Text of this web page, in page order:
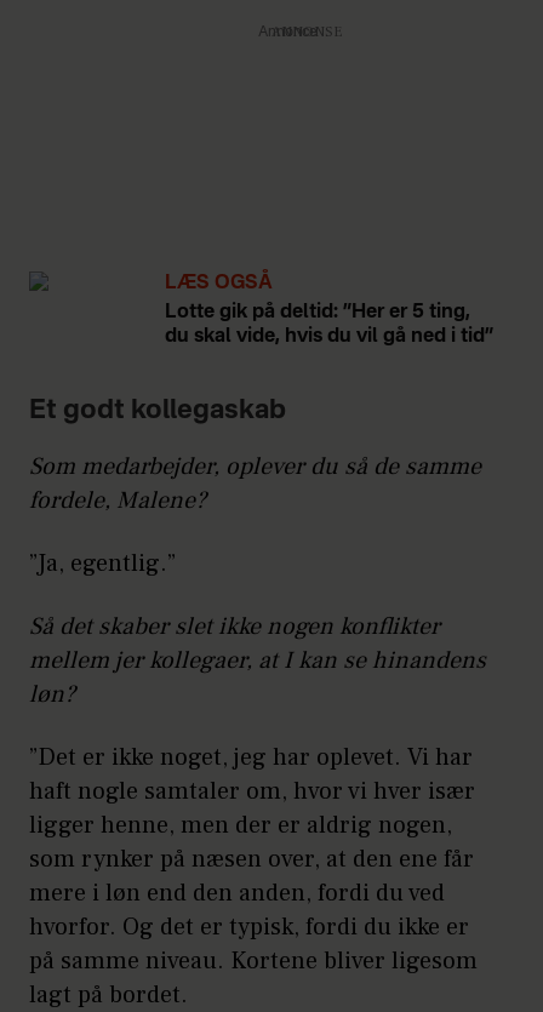
Annonce
LÆS OGSÅ
Lotte gik på deltid: ”Her er 5 ting,
du skal vide, hvis du vil gå ned i tid”
Et godt kollegaskab
Som medarbejder, oplever du så de samme
fordele, Malene?
”Ja, egentlig.”
Så det skaber slet ikke nogen konflikter
mellem jer kollegaer, at I kan se hinandens
løn?
”Det er ikke noget, jeg har oplevet. Vi har
haft nogle samtaler om, hvor vi hver især
ligger henne, men der er aldrig nogen,
som rynker på næsen over, at den ene får
mere i løn end den anden, fordi du ved
hvorfor. Og det er typisk, fordi du ikke er
på samme niveau. Kortene bliver ligesom
lagt på bordet.